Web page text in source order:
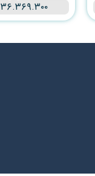
۳۶.۳۶۹.۳۰۰